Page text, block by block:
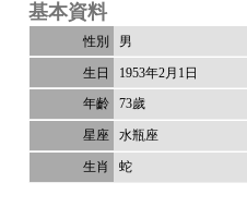
基本資料
男
1953年2月1日
73歲
水瓶座
蛇